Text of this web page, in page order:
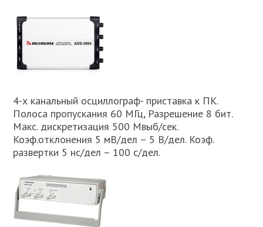
4-х канальный осциллограф- приставка к ПК.
Полоса пропускания 60 МГц, Разрешение 8 бит.
Макс. дискретизация 500 Мвыб/сек.
Коэф.отклонения 5 мВ/дел – 5 В/дел. Коэф.
развертки 5 нс/дел – 100 с/дел.